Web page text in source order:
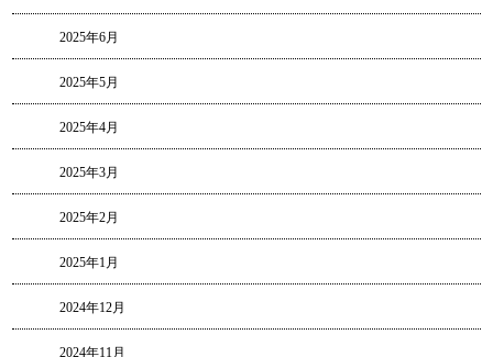
2025年6月
2025年5月
2025年4月
2025年3月
2025年2月
2025年1月
2024年12月
2024年11月